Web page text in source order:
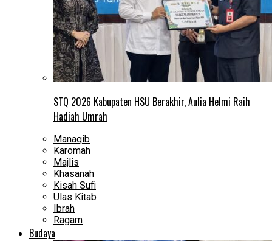
STQ 2026 Kabupaten HSU Berakhir, Aulia Helmi Raih
Hadiah Umrah
Manaqib
Karomah
Majlis
Khasanah
Kisah Sufi
Ulas Kitab
Ibrah
Ragam
Budaya